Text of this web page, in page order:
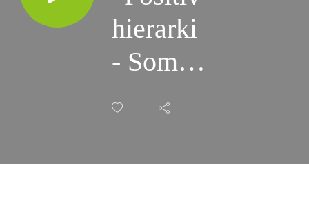
hierarki
- Som
det
brukar